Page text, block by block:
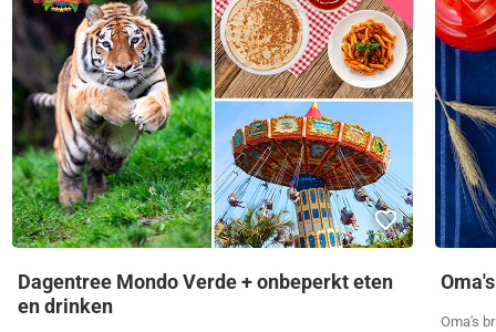
Dagentree Mondo Verde + onbeperkt eten
en drinken
Oma's